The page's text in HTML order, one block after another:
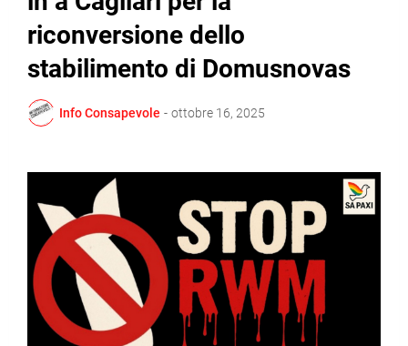
riconversione dello
stabilimento di Domusnovas
Info Consapevole - ottobre 16, 2025